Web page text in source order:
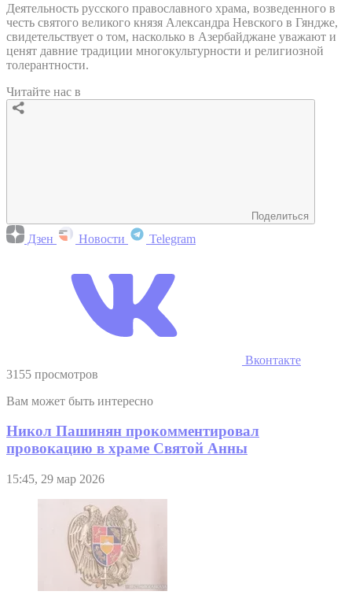
Деятельность русского православного храма, возведенного в
честь святого великого князя Александра Невского в Гяндже,
свидетельствует о том, насколько в Азербайджане уважают и
ценят давние традиции многокультурности и религиозной
толерантности.
Читайте нас в
Поделиться
Дзен Новости Telegram
Вконтакте
3155 просмотров
Вам может быть интересно
Никол Пашинян прокомментировал
провокацию в храме Святой Анны
15:45, 29 мар 2026